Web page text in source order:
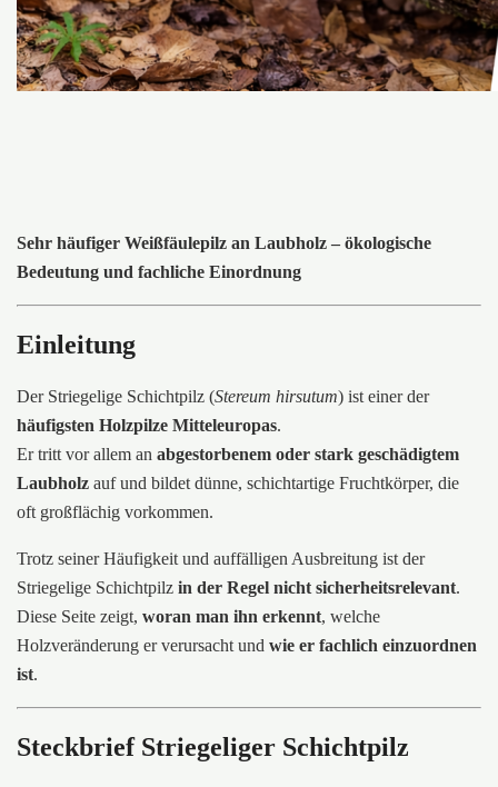
Sehr häufiger Weißfäulepilz an Laubholz – ökologische
Bedeutung und fachliche Einordnung
Einleitung
Der Striegelige Schichtpilz (Stereum hirsutum) ist einer der
häufigsten Holzpilze Mitteleuropas.
Er tritt vor allem an abgestorbenem oder stark geschädigtem
Laubholz auf und bildet dünne, schichtartige Fruchtkörper, die
oft großflächig vorkommen.
Trotz seiner Häufigkeit und auffälligen Ausbreitung ist der
Striegelige Schichtpilz in der Regel nicht sicherheitsrelevant.
Diese Seite zeigt, woran man ihn erkennt, welche
Holzveränderung er verursacht und wie er fachlich einzuordnen
ist.
Steckbrief Striegeliger Schichtpilz